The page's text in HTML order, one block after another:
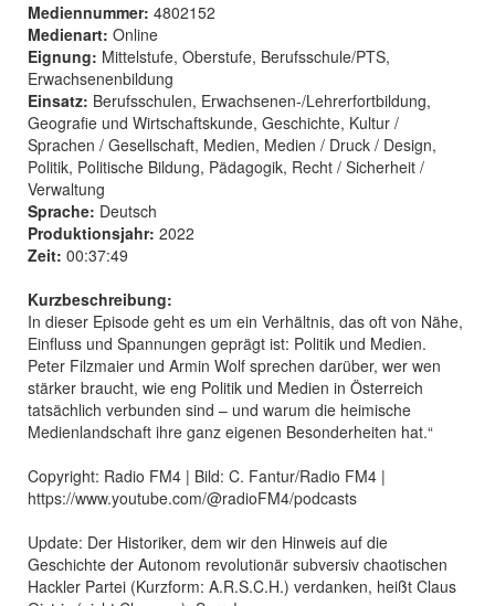
Mediennummer: 4802152
Medienart: Online
Eignung: Mittelstufe, Oberstufe, Berufsschule/PTS,
Erwachsenenbildung
Einsatz: Berufsschulen, Erwachsenen-/Lehrerfortbildung,
Geografie und Wirtschaftskunde, Geschichte, Kultur /
Sprachen / Gesellschaft, Medien, Medien / Druck / Design,
Politik, Politische Bildung, Pädagogik, Recht / Sicherheit /
Verwaltung
Sprache: Deutsch
Produktionsjahr: 2022
Zeit: 00:37:49
Kurzbeschreibung:
In dieser Episode geht es um ein Verhältnis, das oft von Nähe,
Einfluss und Spannungen geprägt ist: Politik und Medien.
Peter Filzmaier und Armin Wolf sprechen darüber, wer wen
stärker braucht, wie eng Politik und Medien in Österreich
tatsächlich verbunden sind – und warum die heimische
Medienlandschaft ihre ganz eigenen Besonderheiten hat.“
Copyright: Radio FM4 | Bild: C. Fantur/Radio FM4 |
https://www.youtube.com/@radioFM4/podcasts
Update: Der Historiker, dem wir den Hinweis auf die
Geschichte der Autonom revolutionär subversiv chaotischen
Hackler Partei (Kurzform: A.R.S.C.H.) verdanken, heißt Claus